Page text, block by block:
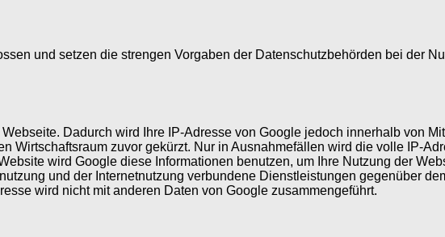
und setzen die strengen Vorgaben der Datenschutzbehörden bei der
Dadurch wird Ihre IP-Adresse von Google jedoch innerhalb von
Wirtschaftsraum zuvor gekürzt. Nur in Ausnahmefällen wird die volle IP-
wird Google diese Informationen benutzen, um Ihre Nutzung der
und der Internetnutzung verbundene Dienstleistungen gegenüber
wird nicht mit anderen Daten von Google zusammengeführt.